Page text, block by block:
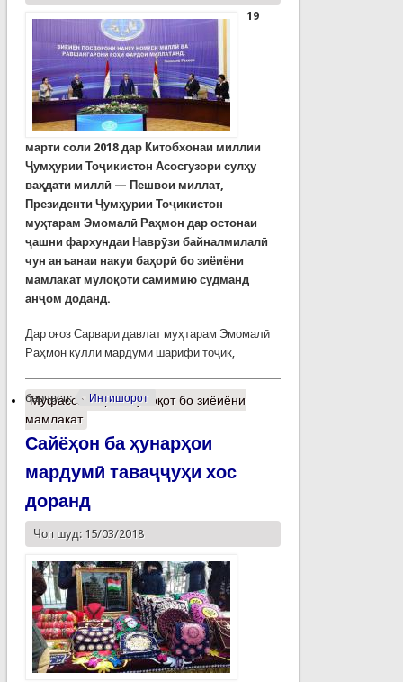
19
марти соли 2018 дар Китобхонаи миллии
Ҷумҳурии Тоҷикистон Асосгузори сулҳу
ваҳдати миллӣ — Пешвои миллат,
Президенти Ҷумҳурии Тоҷикистон
муҳтарам Эмомалӣ Раҳмон дар остонаи
ҷашни фархундаи Наврӯзи байналмилалӣ
чун анъанаи накуи баҳорӣ бо зиёиёни
мамлакат мулоқоти самимию судманд
анҷом доданд.
Дар оғоз Сарвари давлат муҳтарам Эмомалӣ
Раҳмон кулли мардуми шарифи тоҷик,
барчасп: Интишорот
Муфассалтаро Мулоқот бо зиёиёни
мамлакат
Сайёҳон ба ҳунарҳои
мардумӣ таваҷҷуҳи хос
доранд
Чоп шуд: 15/03/2018